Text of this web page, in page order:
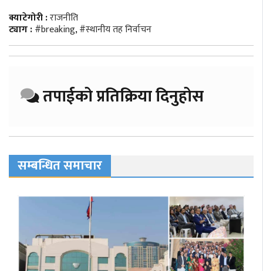
क्याटेगोरी :राजनीति
ट्याग :#breaking,#स्थानीय तह निर्वाचन
तपाईको प्रतिक्रिया दिनुहोस
सम्बन्धित समाचार